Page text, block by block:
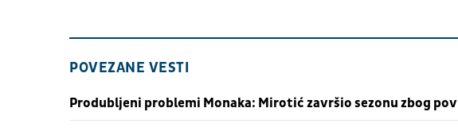
POVEZANE VESTI
Produbljeni problemi Monaka: Mirotić završio sezonu zbog